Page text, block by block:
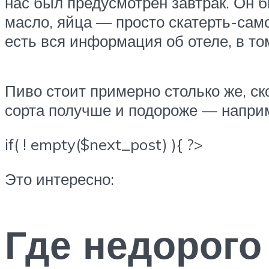
масло, яйца — просто скатерть-
есть вся информация об отеле, в
Пиво стоит примерно столько же,
сорта получше и подороже —
if( ! empty($next_post) ){ ?>
Это интересно:
Где